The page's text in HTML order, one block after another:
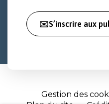
✉️S’inscrire aux
Gestion des